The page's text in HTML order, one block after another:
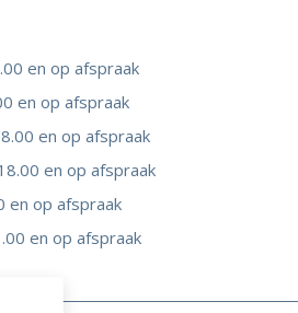
en op afspraak
en op afspraak
en op afspraak
en op afspraak
en op afspraak
en op afspraak